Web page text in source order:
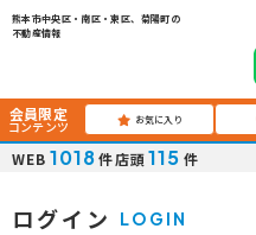
熊本市中央区・南区・東区、菊陽町の
不動産情報
会員限定
コンテンツ お気に入り
WEB 1018 件店頭115 件
ログイン LOGIN